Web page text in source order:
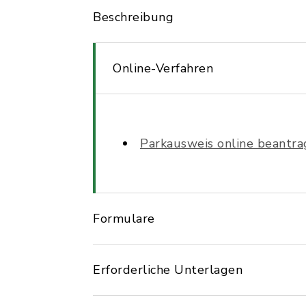
Beschreibung
Online-Verfahren
Parkausweis online
Formulare
Erforderliche Unterlagen